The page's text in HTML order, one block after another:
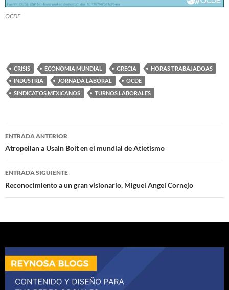
OCDE
CRISIS ECONOMIA MUNDIAL GRECIA
HORAS TRABAJADOAS
INDUSTRIA
JORNADA LABORAL
OCDE
SINDICATOS MEXICANOS
TURNOS LABORALES
Navegación
de
entradas
ENTRADA ANTERIOR
Atropellan a Usain Bolt en el mundial de Atletismo
ENTRADA SIGUIENTE
Reconocimiento a un gran visionario, Miguel Angel Cornejo